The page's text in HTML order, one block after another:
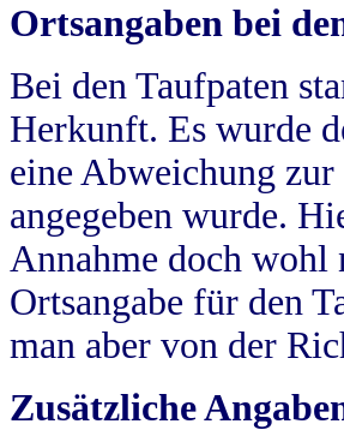
Ortsangaben bei
Bei den Taufpaten
Herkunft. Es wurde
eine Abweichung
angegeben wurde.
Annahme doch
Ortsangabe für den
man aber von der
Zusätzliche